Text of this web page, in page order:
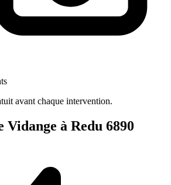
avant chaque intervention.
Vidange à Redu 6890